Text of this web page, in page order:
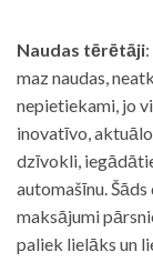
Naudas tērētāji
maz naudas,
nepietiekami, jo
inovatīvo,
dzīvokli,
automašīnu.
maksājumi
paliek lielāks un